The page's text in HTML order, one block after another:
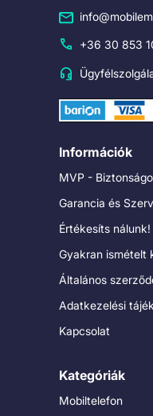
+36 30 853
Információk
MVP -
Garancia és
Értékesíts nálunk!
Gyakran ismételt
Általános
Adatkezelési
Kapcsolat
Kategóriák
Mobiltelefon